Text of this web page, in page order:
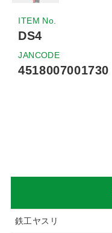
ITEM No.
DS4
JANCODE
4518007001730
鉄工ヤスリ